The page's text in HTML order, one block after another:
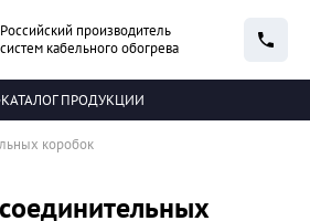
Российский производитель
систем кабельного обогрева
КАТАЛОГ ПРОДУКЦИИ
коробок